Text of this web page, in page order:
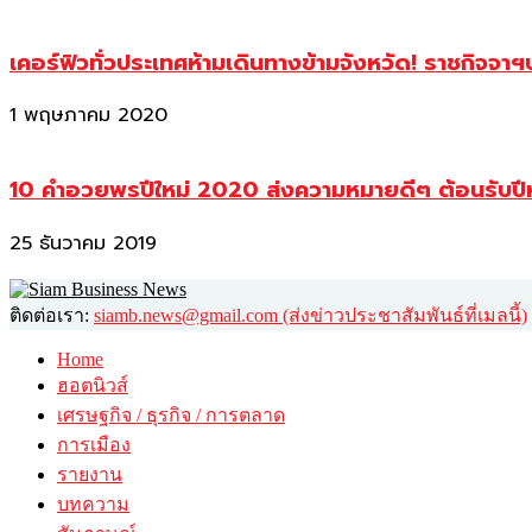
เคอร์ฟิวทั่วประเทศห้ามเดินทางข้ามจังหวัด! ราชกิจจา
1 พฤษภาคม 2020
10 คำอวยพรปีใหม่ 2020 ส่งความหมายดีๆ ต้อนรับ
25 ธันวาคม 2019
ติดต่อเรา: siamb.news@gmail.com (ส่งข่าวประชาสัมพันธ์ที่เมลนี้)
Home
ฮอตนิวส์
เศรษฐกิจ / ธุรกิจ / การตลาด
การเมือง
รายงาน
บทความ